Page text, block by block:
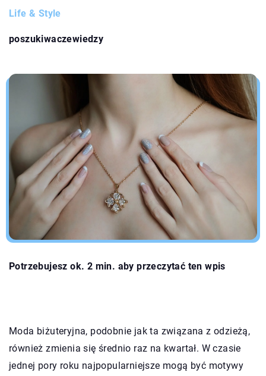
Life & Style
poszukiwaczewiedzy
Potrzebujesz ok. 2 min. aby przeczytać ten wpis
Moda biżuteryjna, podobnie jak ta związana z odzieżą,
również zmienia się średnio raz na kwartał. W czasie
jednej pory roku najpopularniejsze mogą być motywy